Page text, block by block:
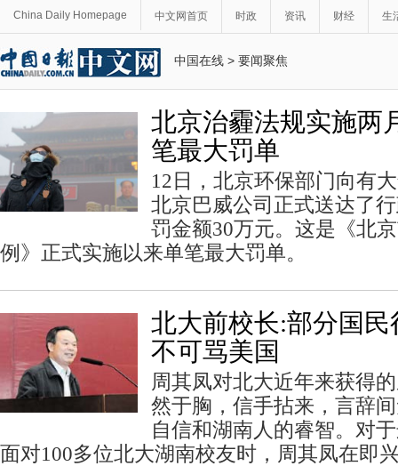
China Daily Homepage 中文网首页 时政 资讯 财经 生
中国在线 > 要闻聚焦
北京治霾法规实施两
笔最大罚单
12日，北京环保部门向有
北京巴威公司正式送达了
罚金额30万元。这是《北
例》正式实施以来单笔最大罚单。
北大前校长:部分国
不可骂美国
周其凤对北大近年来获得
然于胸，信手拈来，言辞
自信和湖南人的睿智。对
面对100多位北大湖南校友时，周其凤在即